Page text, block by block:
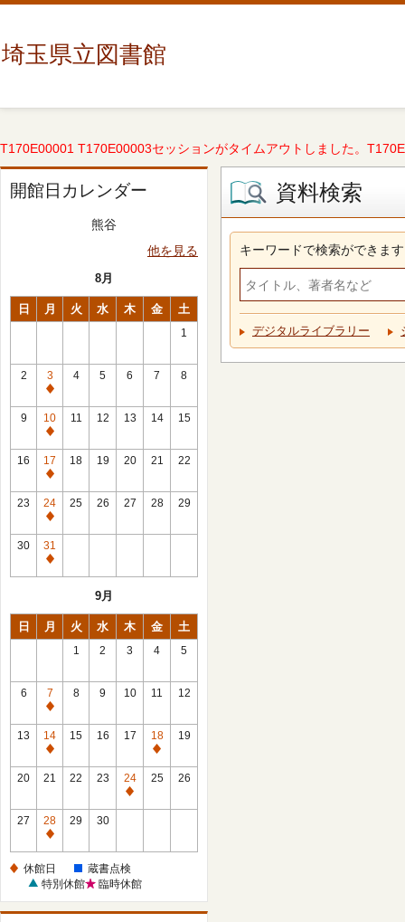
埼玉県立図書館
T170E00001 T170E00003セッションがタイムアウトしました。
開館日カレンダー
熊谷
他を見る
8月
日 月 火 水 木 金 土
1
2
3
休
館
日
4 5 6 7 8
9
10
休
館
日
11 12 13 14 15
16
17
休
館
日
18 19 20 21 22
23
24
休
館
日
25 26 27 28 29
30
31
休
9月
日 月 火 水 木 金 土
1 2 3 4 5
6
7
休
館
日
8 9 10 11 12
13
14
休
館
15 16 17
18
休
館
19
20 21 22 23
24
休
25 26
27
28
休
日
29 30
休館日
蔵書点検
特別休館
臨時休館
資料検索
キーワードで検索ができます
デジタルライブラリー